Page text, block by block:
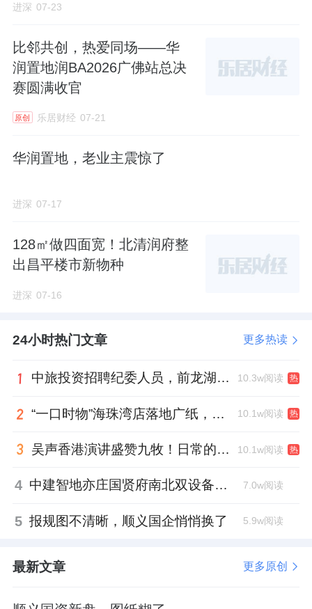
次是去年五批次土拍，
社区 N070402 单元 094a-14地块，楼板价
元/平米，案名已定为“玖上琅宸”，目前生活体
验馆已开放接待，预计
间。
比下来，大华项目并不占优势，它的楼面价直
是个“边角料”地块，一街之隔就是普陀宜川地
界 ， 离大宁核心设施较远，视野也不如玖上琅
宸。中建玖合项目位置更接近大宁核心，南向
范围内。
从项目定位来看，中建玖合走的是高端豪宅路
㎡，以及少量400-520㎡顶层复式特殊产品，
规划方面也颇具亮点，小区有下沉庭院、首层
售价在 16万/㎡。在大华的18万单价面前，玖
上琅宸的价格稍显友好。
士花园，最新成交价在
㎡之间。
进深 07-23
比邻共创，热爱同场——华
润置地润BA2026广佛站总决
赛圆满收官
原创 乐居财经 07-21
华润置地，老业主震惊了
进深 07-17
128㎡做四面宽！北清润府整
出昌平楼市新物种
进深 07-16
24小时热门文章 更多热读
中旅投资招聘纪委人员，前龙湖副总裁胡若翔掌舵 10.3w阅读 热
“一口时物”海珠湾店落地广纸，越秀地产以“新鲜现制”商业新场景打造社区高品质生活 10.1w阅读 热
吴声香港演讲盛赞九牧！日常的小锚点变成科技突破点！ 10.1w阅读 热
4 中建智地亦庄国贤府南北双设备平台，得房率创区域新高 7.0w阅读
5 报规图不清晰，顺义国企悄悄换了 5.9w阅读
最新文章 更多原创